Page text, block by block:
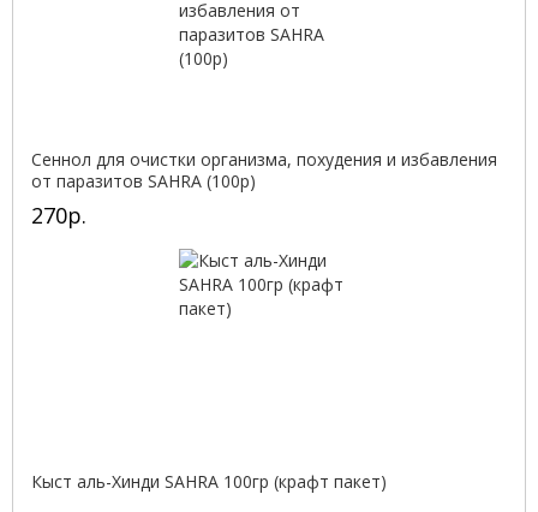
Сеннол для очистки организма, похудения и избавления
от паразитов SAHRA (100р)
270р.
Кыст аль-Хинди SAHRA 100гр (крафт пакет)